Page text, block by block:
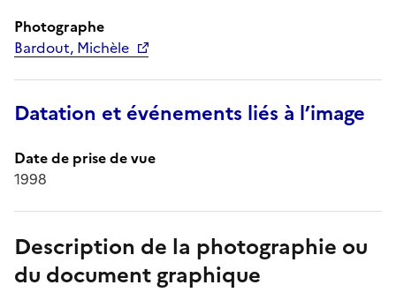
Photographe
Bardout, Michèle
Datation et événements liés à l’image
Date de prise de vue
1998
Description de la photographie ou
du document graphique